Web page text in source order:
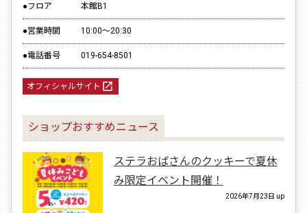
●フロア 本館B1
●営業時間 10:00～20:30
●電話番号 019-654-8501
オフィシャルサイト launch
ショップおすすめニュース
ステラおばさんのクッキーで夏休
み限定イベント開催！
2026年7月23日 up